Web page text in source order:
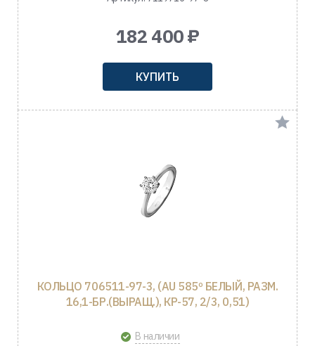
182 400 ₽
КУПИТЬ
КОЛЬЦО 706511-97-3, (AU 585º БЕЛЫЙ, РАЗМ.
16,1-БР.(ВЫРАЩ.), КР-57, 2/3, 0,51)
В наличии